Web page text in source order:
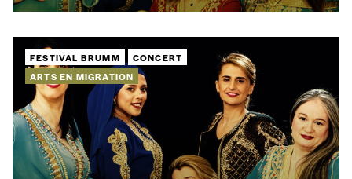
FESTIVAL BRUMM
CONCERT
ARTS EN MIGRATION